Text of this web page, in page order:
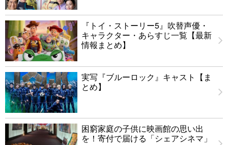
『トイ・ストーリー5』吹替声優・
キャラクター・あらすじ一覧【最新
情報まとめ】
実写『ブルーロック』キャスト【ま
とめ】
困窮家庭の子供に映画館の思い出
を！寄付で届ける「シェアシネマ」